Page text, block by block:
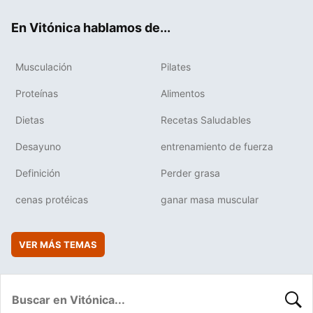
En Vitónica hablamos de...
Musculación Pilates
Proteínas Alimentos
Dietas Recetas Saludables
Desayuno entrenamiento de fuerza
Definición Perder grasa
cenas protéicas ganar masa muscular
VER MÁS TEMAS